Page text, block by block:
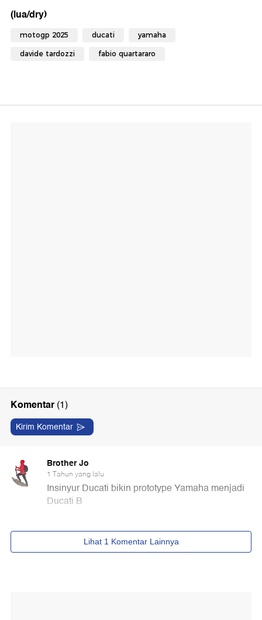
(lua/dry)
motogp 2025 ducati yamaha
davide tardozzi fabio quartararo